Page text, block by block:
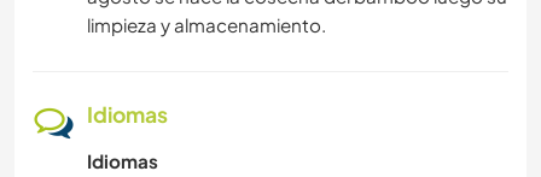
limpieza y almacenamiento.
Idiomas
Idiomas